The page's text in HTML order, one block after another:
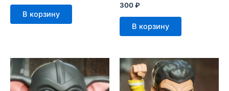
В корзину
300₽
В корзину